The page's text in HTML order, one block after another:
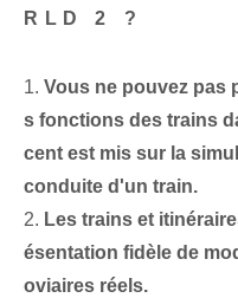
RLD 2 ?
1. Vous ne pouvez pas
s fonctions des trains
cent est mis sur la
conduite d'un train.
2. Les trains et
ésentation fidèle de
oviaires réels.